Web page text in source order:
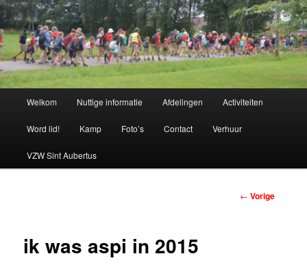
Spring
naar
de
primaire
inhoudChiro Bethanie
Welkom Nuttige informatie Afdelingen Activiteiten
Word lid! Kamp Foto’s Contact Verhuur
VZW Sint Aubertus
Berichtnavigatie
← Vorige
ik was aspi in 2015